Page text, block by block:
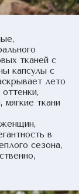
тканей с
капсулы с
лето
ткани
в
сезона,